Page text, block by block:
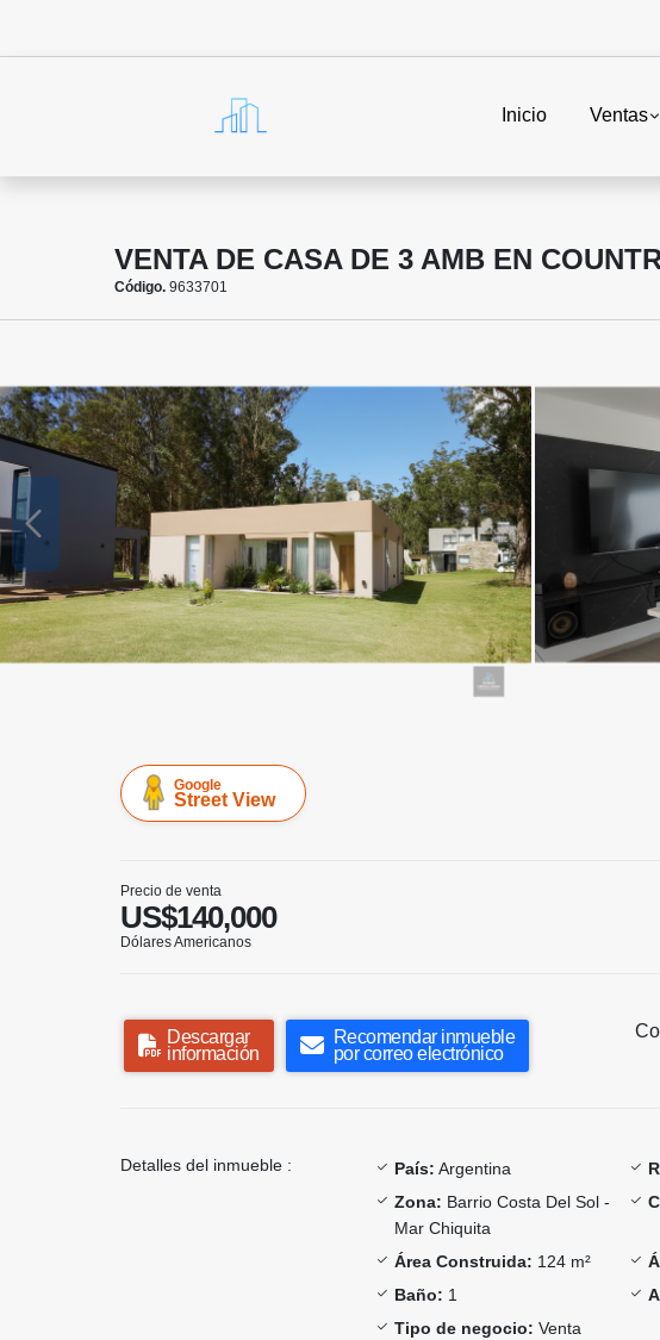
Inicio Ventas
VENTA DE CASA DE 3 AMB EN
Código. 9633701
Google
Street View
Precio de venta
US$140,000
Dólares Americanos
Descargar
información
Recomendar inmueble
por correo electrónico
Detalles del inmueble : País: Argentina
Zona: Barrio Costa Del Sol -
Mar Chiquita
Área Construida: 124 m²
Baño: 1
Tipo de negocio: Venta